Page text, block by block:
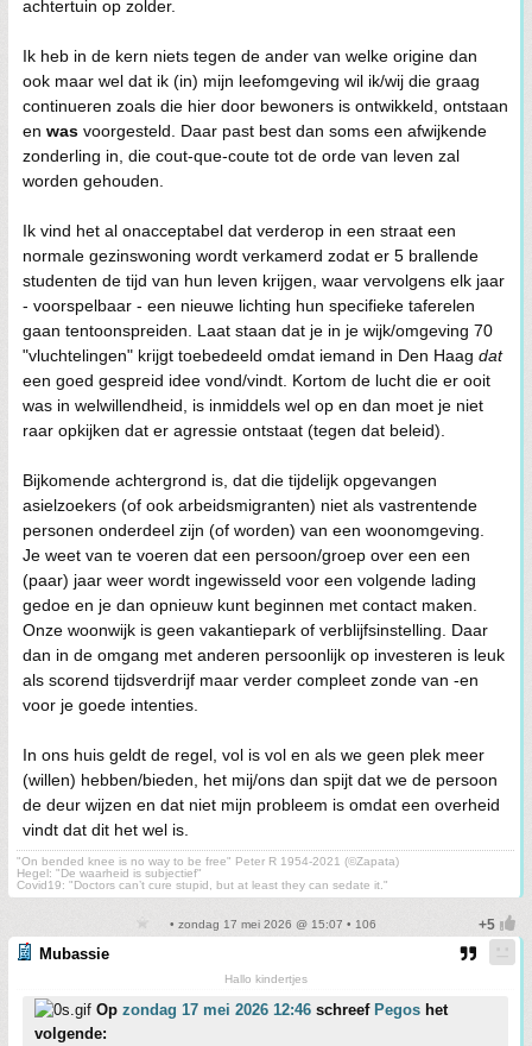
achtertuin op zolder.
Ik heb in de kern niets tegen de ander van welke origine dan
ook maar wel dat ik (in) mijn leefomgeving wil ik/wij die graag
continueren zoals die hier door bewoners is ontwikkeld, ontstaan
en was voorgesteld. Daar past best dan soms een afwijkende
zonderling in, die cout-que-coute tot de orde van leven zal
worden gehouden.
Ik vind het al onacceptabel dat verderop in een straat een
normale gezinswoning wordt verkamerd zodat er 5 brallende
studenten de tijd van hun leven krijgen, waar vervolgens elk jaar
- voorspelbaar - een nieuwe lichting hun specifieke taferelen
gaan tentoonspreiden. Laat staan dat je in je wijk/omgeving 70
"vluchtelingen" krijgt toebedeeld omdat iemand in Den Haag dat
een goed gespreid idee vond/vindt. Kortom de lucht die er ooit
was in welwillendheid, is inmiddels wel op en dan moet je niet
raar opkijken dat er agressie ontstaat (tegen dat beleid).
Bijkomende achtergrond is, dat die tijdelijk opgevangen
asielzoekers (of ook arbeidsmigranten) niet als vastrentende
personen onderdeel zijn (of worden) van een woonomgeving.
Je weet van te voeren dat een persoon/groep over een een
(paar) jaar weer wordt ingewisseld voor een volgende lading
gedoe en je dan opnieuw kunt beginnen met contact maken.
Onze woonwijk is geen vakantiepark of verblijfsinstelling. Daar
dan in de omgang met anderen persoonlijk op investeren is leuk
als scorend tijdsverdrijf maar verder compleet zonde van -en
voor je goede intenties.
In ons huis geldt de regel, vol is vol en als we geen plek meer
(willen) hebben/bieden, het mij/ons dan spijt dat we de persoon
de deur wijzen en dat niet mijn probleem is omdat een overheid
vindt dat dit het wel is.
"On bended knee is no way to be free" Peter R 1954-2021 (©Zapata)
Hegel: "De waarheid is subjectief"
Covid19: "Doctors can’t cure stupid, but at least they can sedate it."
• zondag 17 mei 2026 @ 15:07 • 106
Mubassie
Hallo kindertjes
Op zondag 17 mei 2026 12:46 schreef Pegos het
volgende: